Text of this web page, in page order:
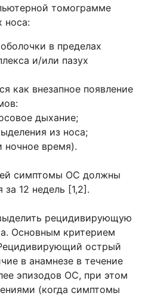
томограмме
носа:
в пределах
и/или пазух
как внезапное появление
дыхание;
из носа;
ночное время).
симптомы ОС должны
12 недель [1,2].
рецидивирующую
Основным критерием
острый
в анамнезе в течение
эпизодов ОC, при этом
(когда симптомы